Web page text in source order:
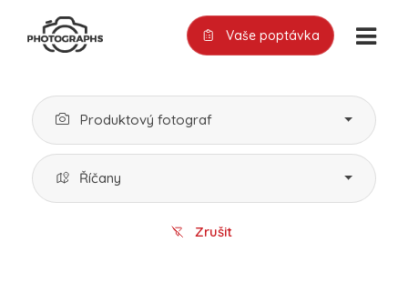
Vaše poptávka
Produktový fotograf
Říčany
Zrušit